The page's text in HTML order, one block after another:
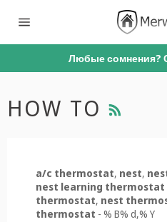
по
Любые сомнения?
HOW TO
a/c thermostat, nest,
nest learning thermostat
thermostat, nest
thermostat - % B% d,% Y